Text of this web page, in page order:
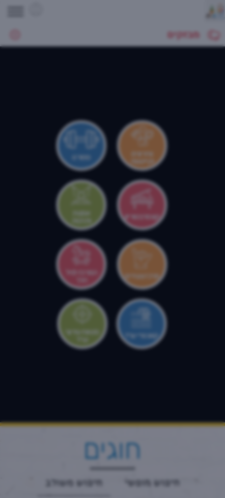
מבזקים
צהרונים
וקייטנות
ספורט
קונסרבטוריון
אמנות
מרכז צעירים
קאנטרי ערד
מטווח עירוני
חוגים
חיפוש חופשי חיפוש משולב